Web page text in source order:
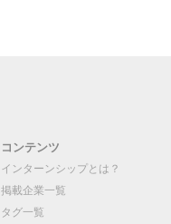
コンテンツ
インターンシップとは？
掲載企業一覧
タグ一覧